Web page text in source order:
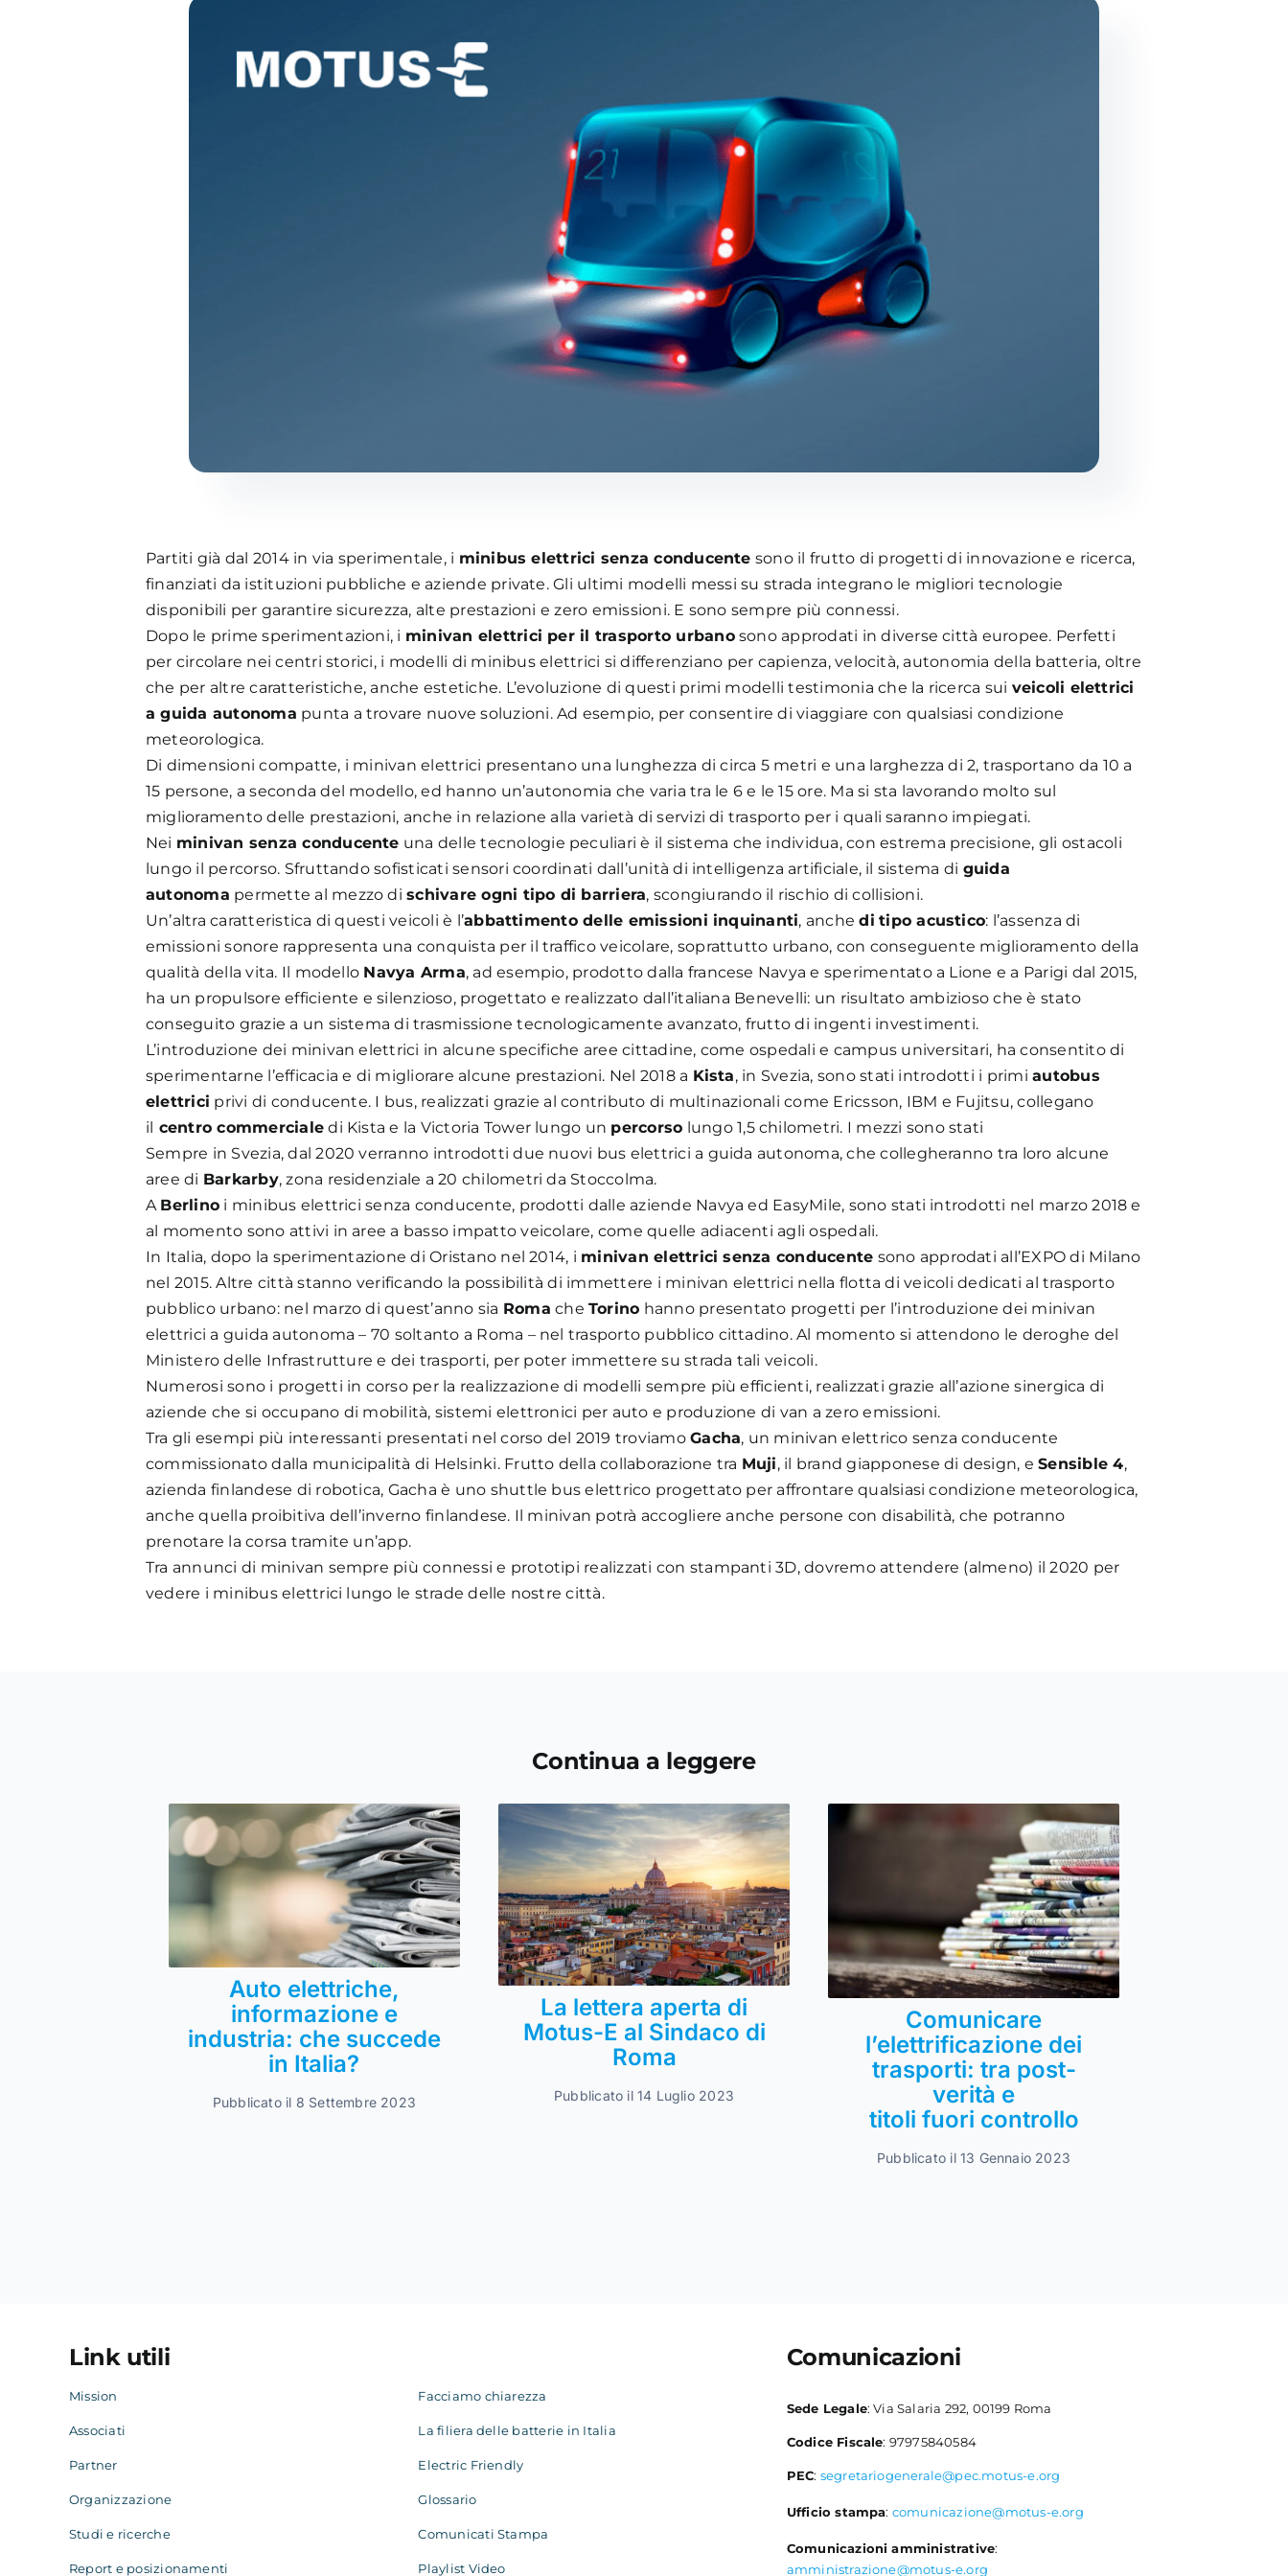
Partiti già dal 2014 in via sperimentale, i minibus elettrici senza conducente sono il frutto di progetti di innovazione e ricerca,
finanziati da istituzioni pubbliche e aziende private. Gli ultimi modelli messi su strada integrano le migliori tecnologie
disponibili per garantire sicurezza, alte prestazioni e zero emissioni. E sono sempre più connessi.
Dopo le prime sperimentazioni, i minivan elettrici per il trasporto urbanosono approdati in diverse città europee. Perfetti
per circolare nei centri storici, i modelli di minibus elettrici si differenziano per capienza, velocità, autonomia della batteria, oltre
che per altre caratteristiche, anche estetiche. L’evoluzione di questi primi modelli testimonia che la ricerca sui veicoli elettrici
a guida autonoma punta a trovare nuove soluzioni. Ad esempio, per consentire di viaggiare con qualsiasi condizione
meteorologica.
Di dimensioni compatte, i minivan elettrici presentano una lunghezza di circa 5 metri e una larghezza di 2, trasportano da 10 a
15 persone, a seconda del modello, ed hanno un’autonomia che varia tra le 6 e le 15 ore. Ma si sta lavorando molto sul
miglioramento delle prestazioni, anche in relazione alla varietà di servizi di trasporto per i quali saranno impiegati.
Nei minivan senza conducente una delle tecnologie peculiari è il sistema che individua, con estrema precisione, gli ostacoli
lungo il percorso. Sfruttando sofisticati sensori coordinati dall’unità di intelligenza artificiale, il sistema di guida
autonoma permette al mezzo dischivare ogni tipo di barriera, scongiurando il rischio di collisioni.
Un’altra caratteristica di questi veicoli è l’abbattimento delle emissioni inquinanti, anchedi tipo acustico: l’assenza di
emissioni sonore rappresenta una conquista per il traffico veicolare, soprattutto urbano, con conseguente miglioramento della
qualità della vita. Il modello Navya Arma, ad esempio, prodotto dalla francese Navya e sperimentato a Lione e a Parigi dal 2015,
ha un propulsore efficiente e silenzioso, progettato e realizzato dall’italiana Benevelli: un risultato ambizioso che è stato
conseguito grazie a un sistema di trasmissione tecnologicamente avanzato, frutto di ingenti investimenti.
L’introduzione dei minivan elettrici in alcune specifiche aree cittadine, come ospedali e campus universitari, ha consentito di
sperimentarne l’efficacia e di migliorare alcune prestazioni. Nel 2018 a Kista, in Svezia, sono stati introdotti i primiautobus
elettrici privi di conducente. I bus, realizzati grazie al contributo di multinazionali come Ericsson, IBM e Fujitsu, collegano
il centro commerciale di Kista e la Victoria Tower lungo un percorso lungo 1,5 chilometri. I mezzi sono stati
Sempre in Svezia, dal 2020 verranno introdotti due nuovi bus elettrici a guida autonoma, che collegheranno tra loro alcune
aree di Barkarby, zona residenziale a 20 chilometri da Stoccolma.
A Berlino i minibus elettrici senza conducente, prodotti dalle aziende Navya ed EasyMile, sono stati introdotti nel marzo 2018 e
al momento sono attivi in aree a basso impatto veicolare, come quelle adiacenti agli ospedali.
In Italia, dopo la sperimentazione di Oristano nel 2014, i minivan elettrici senza conducente sono approdati all’EXPO di Milano
nel 2015. Altre città stanno verificando la possibilità di immettere i minivan elettrici nella flotta di veicoli dedicati al trasporto
pubblico urbano: nel marzo di quest’anno sia Roma che Torino hanno presentato progetti per l’introduzione dei minivan
elettrici a guida autonoma – 70 soltanto a Roma – nel trasporto pubblico cittadino. Al momento si attendono le deroghe del
Ministero delle Infrastrutture e dei trasporti, per poter immettere su strada tali veicoli.
Numerosi sono i progetti in corso per la realizzazione di modelli sempre più efficienti, realizzati grazie all’azione sinergica di
aziende che si occupano di mobilità, sistemi elettronici per auto e produzione di van a zero emissioni.
Tra gli esempi più interessanti presentati nel corso del 2019 troviamoGacha, un minivan elettrico senza conducente
commissionato dalla municipalità di Helsinki. Frutto della collaborazione tra Muji, il brand giapponese di design, eSensible 4,
azienda finlandese di robotica, Gacha è uno shuttle bus elettrico progettato per affrontare qualsiasi condizione meteorologica,
anche quella proibitiva dell’inverno finlandese. Il minivan potrà accogliere anche persone con disabilità, che potranno
prenotare la corsa tramite un’app.
Tra annunci di minivan sempre più connessi e prototipi realizzati con stampanti 3D, dovremo attendere (almeno) il 2020 per
vedere i minibus elettrici lungo le strade delle nostre città.
Continua a leggere
Auto elettriche,
informazione e
industria: che succede
in Italia?
Pubblicato il 8 Settembre 2023
La lettera aperta di
Motus-E al Sindaco di
Roma
Pubblicato il 14 Luglio 2023
Comunicare
l’elettrificazione dei
trasporti: tra post-
verità e
titoli fuori controllo
Pubblicato il 13 Gennaio 2023
Link utili
Mission
Associati
Partner
Organizzazione
Studi e ricerche
Report e posizionamenti
Facciamo chiarezza
La filiera delle batterie in Italia
Electric Friendly
Glossario
Comunicati Stampa
Playlist Video
Comunicazioni
Sede Legale: Via Salaria 292, 00199 Roma
Codice Fiscale: 97975840584
PEC: segretariogenerale@pec.motus-e.org
Ufficio stampa: comunicazione@motus-e.org
Comunicazioni amministrative:
amministrazione@motus-e.org